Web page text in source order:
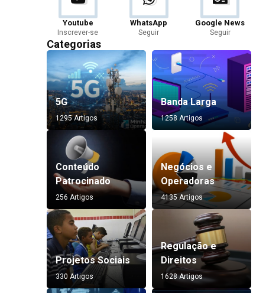
Youtube
Inscrever-se
WhatsApp
Seguir
Google News
Seguir
Categorias
5G
1295 Artigos
Banda Larga
1258 Artigos
Conteúdo
Patrocinado
256 Artigos
Negócios e
Operadoras
4135 Artigos
Projetos Sociais
330 Artigos
Regulação e
Direitos
1628 Artigos